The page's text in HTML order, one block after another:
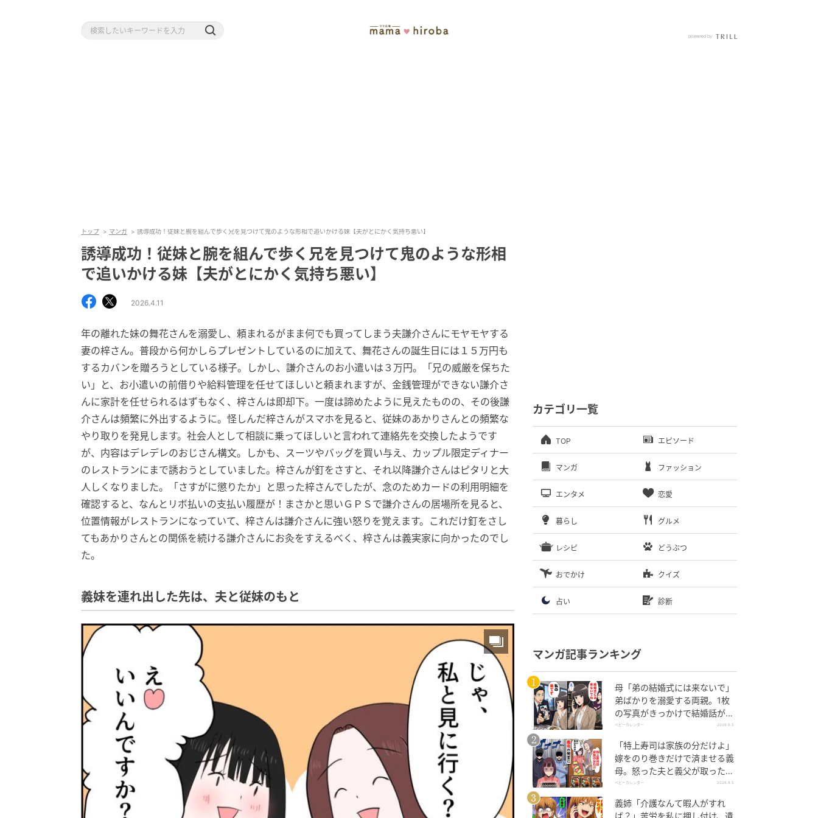
トップ マンガ 誘導成功！従妹と腕を組んで歩く兄を見つけて鬼のような形相で追いかける妹【夫がとにかく気持ち悪い】
誘導成功！従妹と腕を組んで歩く兄を見つけて鬼のような形相
で追いかける妹【夫がとにかく気持ち悪い】
2026.4.11
年の離れた妹の舞花さんを溺愛し、頼まれるがまま何でも買ってしまう夫謙介さんにモヤモヤする
妻の梓さん。普段から何かしらプレゼントしているのに加えて、舞花さんの誕生日には１５万円も
するカバンを贈ろうとしている様子。しかし、謙介さんのお小遣いは３万円。「兄の威厳を保ちた
い」と、お小遣いの前借りや給料管理を任せてほしいと頼まれますが、金銭管理ができない謙介さ
んに家計を任せられるはずもなく、梓さんは即却下。一度は諦めたように見えたものの、その後謙
介さんは頻繁に外出するように。怪しんだ梓さんがスマホを見ると、従妹のあかりさんとの頻繁な
やり取りを発見します。社会人として相談に乗ってほしいと言われて連絡先を交換したようです
が、内容はデレデレのおじさん構文。しかも、スーツやバッグを買い与え、カップル限定ディナー
のレストランにまで誘おうとしていました。梓さんが釘をさすと、それ以降謙介さんはピタリと大
人しくなりました。「さすがに懲りたか」と思った梓さんでしたが、念のためカードの利用明細を
確認すると、なんとリボ払いの支払い履歴が！まさかと思いＧＰＳで謙介さんの居場所を見ると、
位置情報がレストランになっていて、梓さんは謙介さんに強い怒りを覚えます。これだけ釘をさし
てもあかりさんとの関係を続ける謙介さんにお灸をすえるべく、梓さんは義実家に向かったのでし
た。
義妹を連れ出した先は、夫と従妹のもと
カテゴリ一覧
TOP エピソード
マンガ ファッション
エンタメ 恋愛
暮らし グルメ
レシピ どうぶつ
おでかけ クイズ
占い 診断
マンガ記事ランキング
母「弟の結婚式には来ないで」
弟ばかりを溺愛する両親。1枚
の写真がきっかけで結婚話がな
くなったワケ
ベビーカレンダー 2026.8.5
「特上寿司は家族の分だけよ」
嫁をのり巻きだけで済ませる義
母。怒った夫と義父が取った行
動とは
ベビーカレンダー 2026.8.5
義姉「介護なんて暇人がすれ
ば？」苦労を私に押し付け、遺